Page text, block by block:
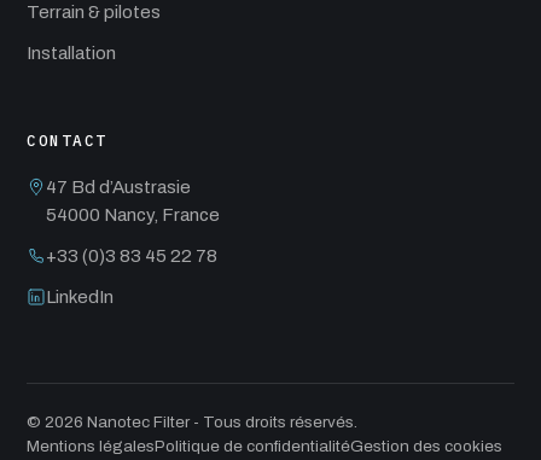
Terrain & pilotes
Installation
CONTACT
47 Bd d’Austrasie
54000 Nancy, France
+33 (0)3 83 45 22 78
LinkedIn
© 2026 Nanotec Filter - Tous droits réservés.
Mentions légalesPolitique de confidentialitéGestion des cookies